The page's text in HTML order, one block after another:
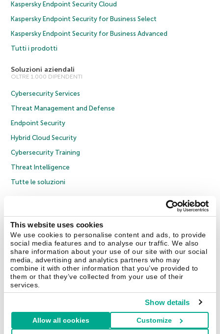
This website uses cookies
We use cookies to personalise content and ads, to provide
social media features and to analyse our traffic. We also
share information about your use of our site with our social
media, advertising and analytics partners who may
combine it with other information that you’ve provided to
them or that they’ve collected from your use of their
services.
Show details
Allow all cookies Customize
Kaspersky Endpoint Security Cloud
Kaspersky Endpoint Security for Business Select
Kaspersky Endpoint Security for Business Advanced
Tutti i prodotti
Soluzioni aziendali
OLTRE 1.000 DIPENDENTI
Cybersecurity Services
Threat Management and Defense
Endpoint Security
Hybrid Cloud Security
Cybersecurity Training
Threat Intelligence
Tutte le soluzioni
Informativa sulla privacy
Cookies
Contatti Chi siamo Partner Blog Centro risorse Comunicati stampa
Securelist Eugene Personal Blog Encyclopedia
Italia & Svizzera